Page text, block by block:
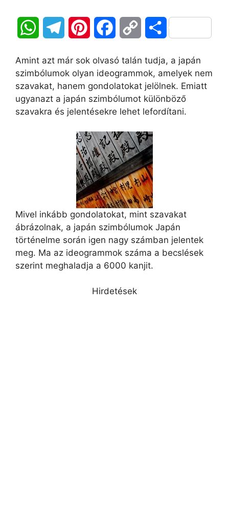
W
a
t
s
l
e
g
n
t
e
r
e
s
t
c
e
b
o
o
k
p
y
L
i
n
k
O
s
z
a
Amint azt már sok olvasó talán tudja, a japán
szimbólumok olyan ideogrammok, amelyek nem
szavakat, hanem gondolatokat jelölnek. Emiatt
ugyanazt a japán szimbólumot különböző
szavakra és jelentésekre lehet lefordítani.
Mivel inkább gondolatokat, mint szavakat
ábrázolnak, a japán szimbólumok Japán
történelme során igen nagy számban jelentek
meg. Ma az ideogrammok száma a becslések
szerint meghaladja a 6000 kanjit.
Hirdetések